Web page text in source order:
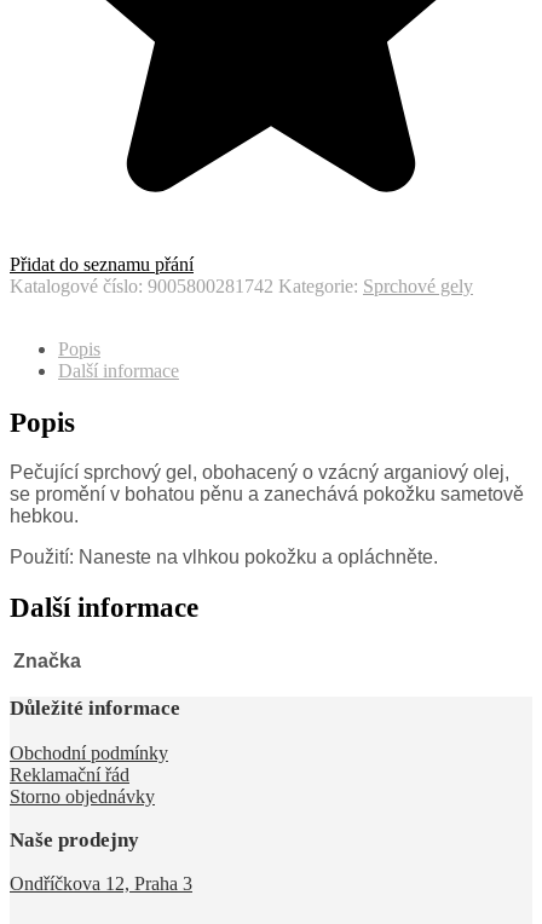
Přidat do seznamu přání
Katalogové číslo: 9005800281742 Kategorie: Sprchové gely
Popis
Další informace
Popis
Pečující sprchový gel, obohacený o vzácný arganiový olej,
se promění v bohatou pěnu a zanechává pokožku sametově
hebkou.
Použití: Naneste na vlhkou pokožku a opláchněte.
Další informace
Značka
Důležité informace
Obchodní podmínky
Reklamační řád
Storno objednávky
Naše prodejny
Ondříčkova 12, Praha 3